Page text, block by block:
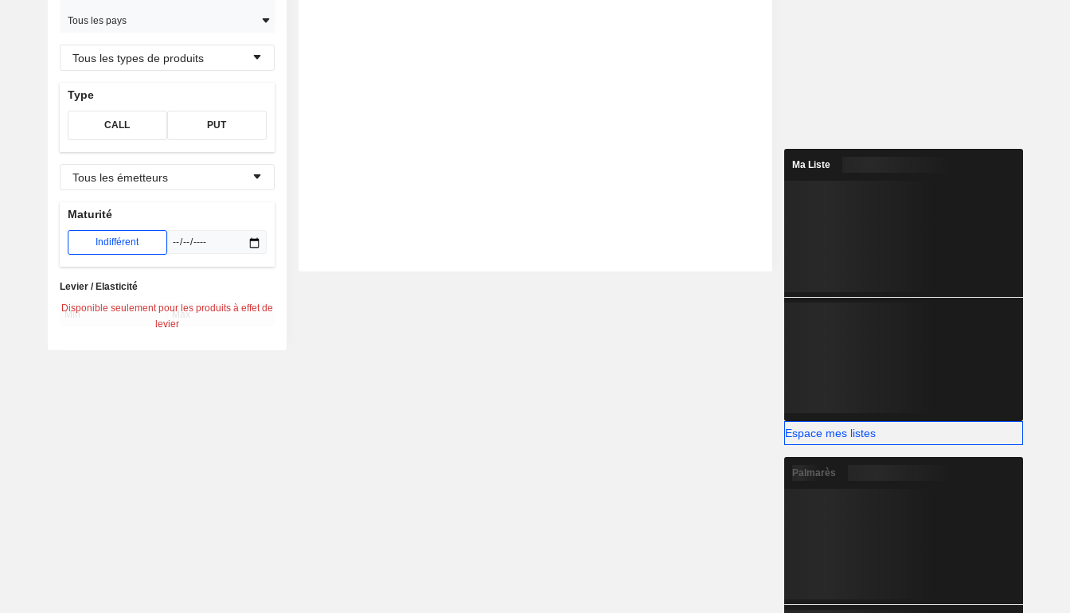
Tous les pays
Tous les types de produits
Type
CALL PUT
Tous les émetteurs
Maturité
Indifférent
Disponible seulement pour les produits à effet de
levier
Levier / Elasticité
Ma Liste
Espace mes listes
Palmarès